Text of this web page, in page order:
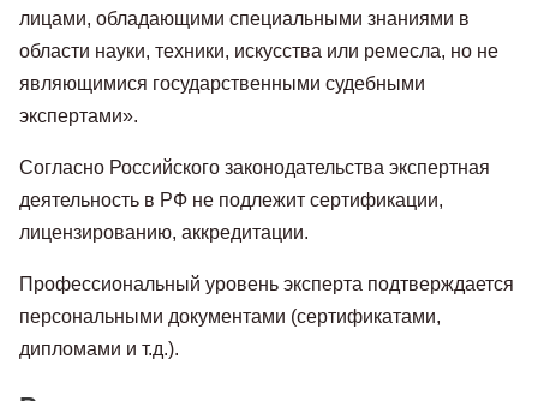
лицами, обладающими специальными знаниями в
области науки, техники, искусства или ремесла, но не
являющимися государственными судебными
экспертами».
Согласно Российского законодательства экспертная
деятельность в РФ не подлежит сертификации,
лицензированию, аккредитации.
Профессиональный уровень эксперта подтверждается
персональными документами (сертификатами,
дипломами и т.д.).